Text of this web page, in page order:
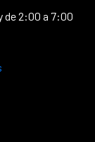
de 2:00 a 7:00